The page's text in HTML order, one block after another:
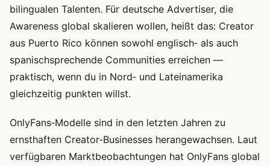
bilingualen Talenten. Für deutsche Advertiser, die
Awareness global skalieren wollen, heißt das: Creator
aus Puerto Rico können sowohl englisch‑ als auch
spanischsprechende Communities erreichen —
praktisch, wenn du in Nord‑ und Lateinamerika
gleichzeitig punkten willst.
OnlyFans‑Modelle sind in den letzten Jahren zu
ernsthaften Creator‑Businesses herangewachsen. Laut
verfügbaren Marktbeobachtungen hat OnlyFans global